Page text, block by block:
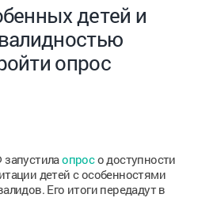
детей и
опрос
запустилаопросо доступности
детей с особенностями
Его итоги передадут в